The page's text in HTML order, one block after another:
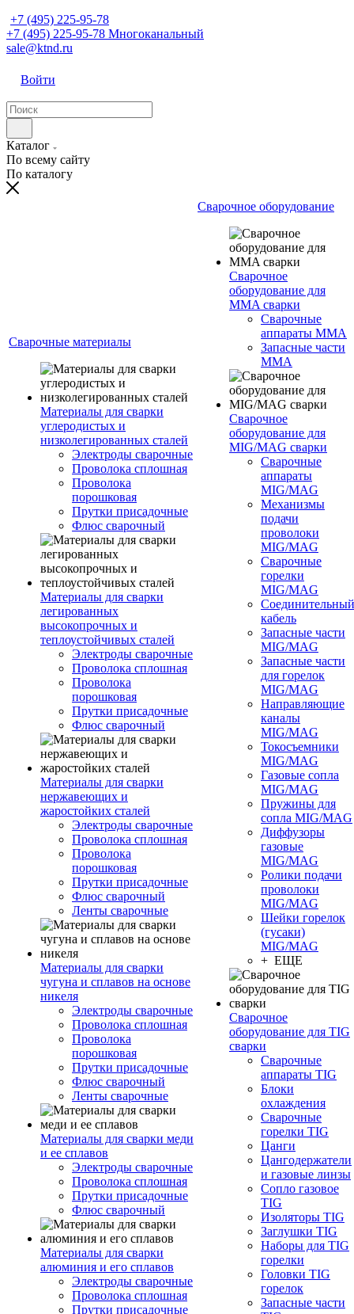
+7 (495) 225-95-78
+7 (495) 225-95-78 Многоканальный
sale@ktnd.ru
Войти
Каталог
По всему сайту
По каталогу
Сварочные материалы
Материалы для сварки
углеродистых и
низколегированных сталей
Электроды сварочные
Проволока сплошная
Проволока
порошковая
Прутки присадочные
Флюс сварочный
Материалы для сварки
легированных
высокопрочных и
теплоустойчивых сталей
Электроды сварочные
Проволока сплошная
Проволока
порошковая
Прутки присадочные
Флюс сварочный
Материалы для сварки
нержавеющих и
жаростойких сталей
Электроды сварочные
Проволока сплошная
Проволока
порошковая
Прутки присадочные
Флюс сварочный
Ленты сварочные
Материалы для сварки
чугуна и сплавов на основе
никеля
Электроды сварочные
Проволока сплошная
Проволока
порошковая
Прутки присадочные
Флюс сварочный
Ленты сварочные
Материалы для сварки меди
и ее сплавов
Электроды сварочные
Проволока сплошная
Прутки присадочные
Флюс сварочный
Материалы для сварки
алюминия и его сплавов
Электроды сварочные
Проволока сплошная
Прутки присадочные
Сварочное оборудование
Сварочное
оборудование для
MMA сварки
Сварочные
аппараты MMA
Запасные части
MMA
Сварочное
оборудование для
MIG/MAG сварки
Сварочные
аппараты
MIG/MAG
Механизмы
подачи
проволоки
MIG/MAG
Сварочные
горелки
MIG/MAG
Соединительный
кабель
Запасные части
MIG/MAG
Запасные части
для горелок
MIG/MAG
Направляющие
каналы
MIG/MAG
Токосъемники
MIG/MAG
Газовые сопла
MIG/MAG
Пружины для
сопла MIG/MAG
Диффузоры
газовые
MIG/MAG
Ролики подачи
проволоки
MIG/MAG
Шейки горелок
(гусаки)
MIG/MAG
+ ЕЩЕ
Сварочное
оборудование для TIG
сварки
Сварочные
аппараты TIG
Блоки
охлаждения
Сварочные
горелки TIG
Цанги
Цангодержатели
и газовые линзы
Сопло газовое
TIG
Изоляторы TIG
Заглушки TIG
Наборы для TIG
горелки
Головки TIG
горелок
Запасные части